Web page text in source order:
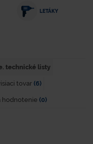
LETÁKY
technické listy
tovar (6)
hodnotenie (0)